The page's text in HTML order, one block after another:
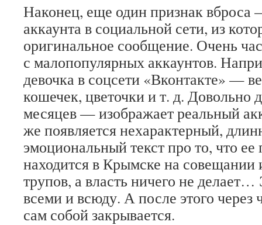
Наконец, еще один признак вброса
аккаунта в социальной сети, из
оригинальное сообщение. Очень
с малопопулярных аккаунтов.
девочка в соцсети «Вконтакте» —
кошечек, цветочки и т. д. Довольно
месяцев — изображает реальный
же появляется нехарактерный,
эмоциональный текст про то, что
находится в Крымске на совещании
трупов, а власть ничего не делает…
всеми и всюду. А после этого через
сам собой закрывается.